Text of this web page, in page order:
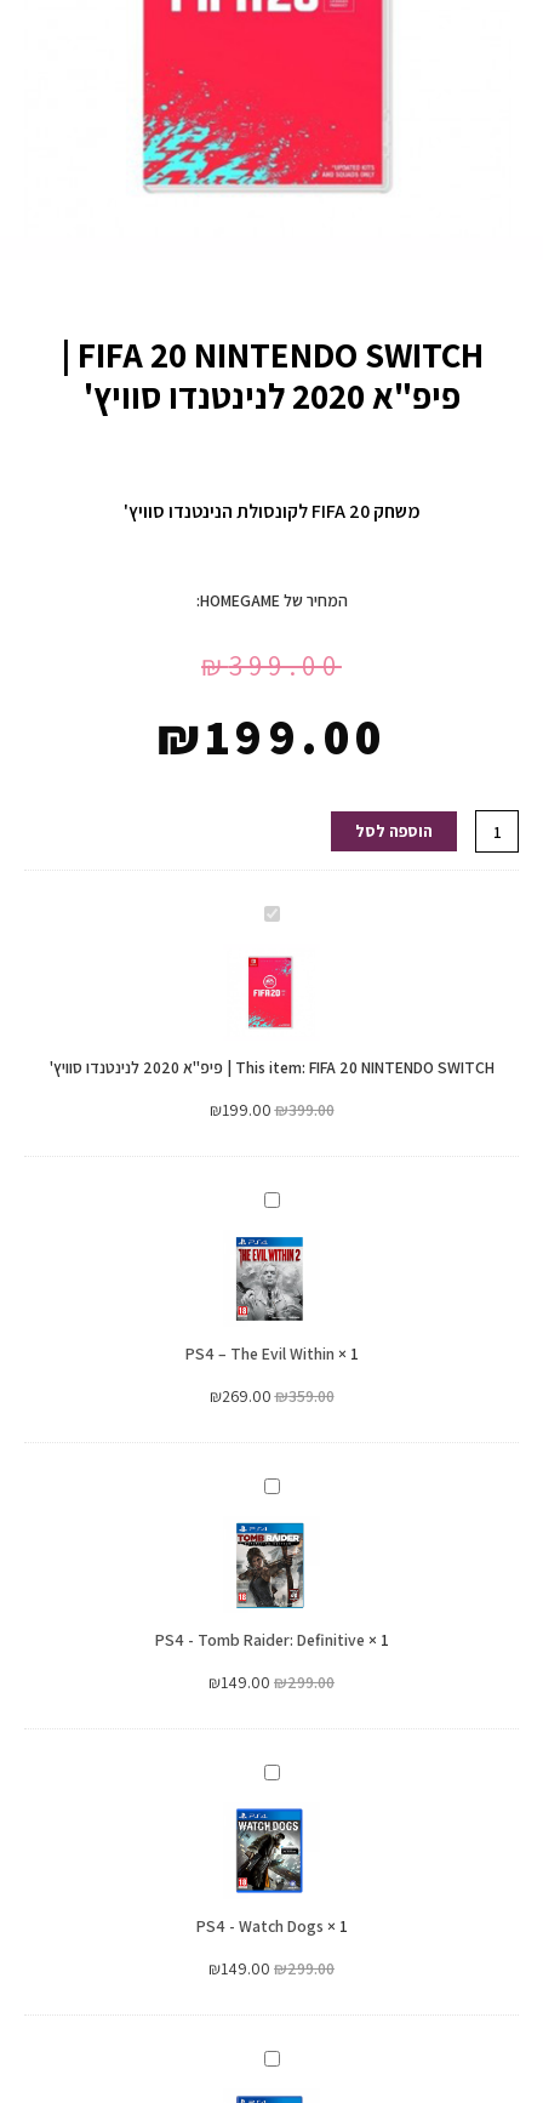
FIFA 20 NINTENDO SWITCH |
פיפ"א 2020 לנינטנדו סוויץ'
משחק FIFA 20 לקונסולת הנינטנדו סוויץ'
המחיר של HOMEGAME:
₪399.00
₪199.00
כמות
של
2020
הוספה לסל
FIFA
NINTENDO
SWITCH
פיפ"א
סוויץ'
This item: FIFA 20 NINTENDO SWITCH | פיפ"א 2020 לנינטנדו סוויץ'
₪399.00
₪199.00
PS4
–
The
Evil
Within
1
×
PS4 – The Evil Within
₪359.00
₪269.00
PS4
-
Tomb
Raider:
Definitive
1
×
PS4 - Tomb Raider: Definitive
₪299.00
₪149.00
PS4
-
Watch
Dogs
1
×
PS4 - Watch Dogs
₪299.00
₪149.00
PS4
-